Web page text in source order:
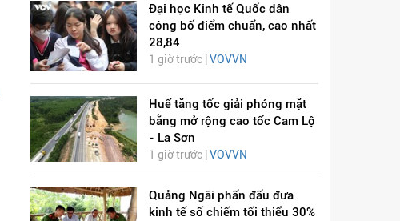
Đại học Kinh tế Quốc dân
công bố điểm chuẩn, cao nhất
28,84
1 giờ trước | VOVVN
Huế tăng tốc giải phóng mặt
bằng mở rộng cao tốc Cam Lộ
- La Sơn
1 giờ trước | VOVVN
Quảng Ngãi phấn đấu đưa
kinh tế số chiếm tối thiểu 30%